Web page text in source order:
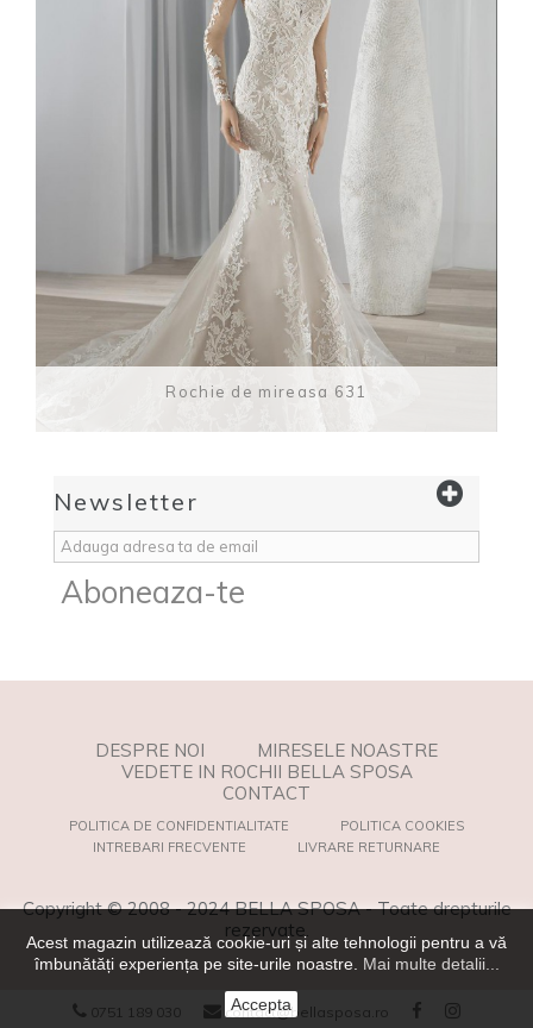
Rochie de mireasa 631
Newsletter
Aboneaza-te
Acest magazin utilizează cookie-uri și alte tehnologii pentru a vă
îmbunătăți experiența pe site-urile noastre. Mai multe detalii...
Accepta
DESPRE NOI
MIRESELE NOASTRE
VEDETE IN ROCHII BELLA SPOSA
CONTACT
POLITICA DE CONFIDENTIALITATE
POLITICA COOKIES
INTREBARI FRECVENTE
LIVRARE RETURNARE
Copyright © 2008 - 2024 BELLA SPOSA - Toate drepturile
rezervate.
0751 189 030 contact@bellasposa.ro